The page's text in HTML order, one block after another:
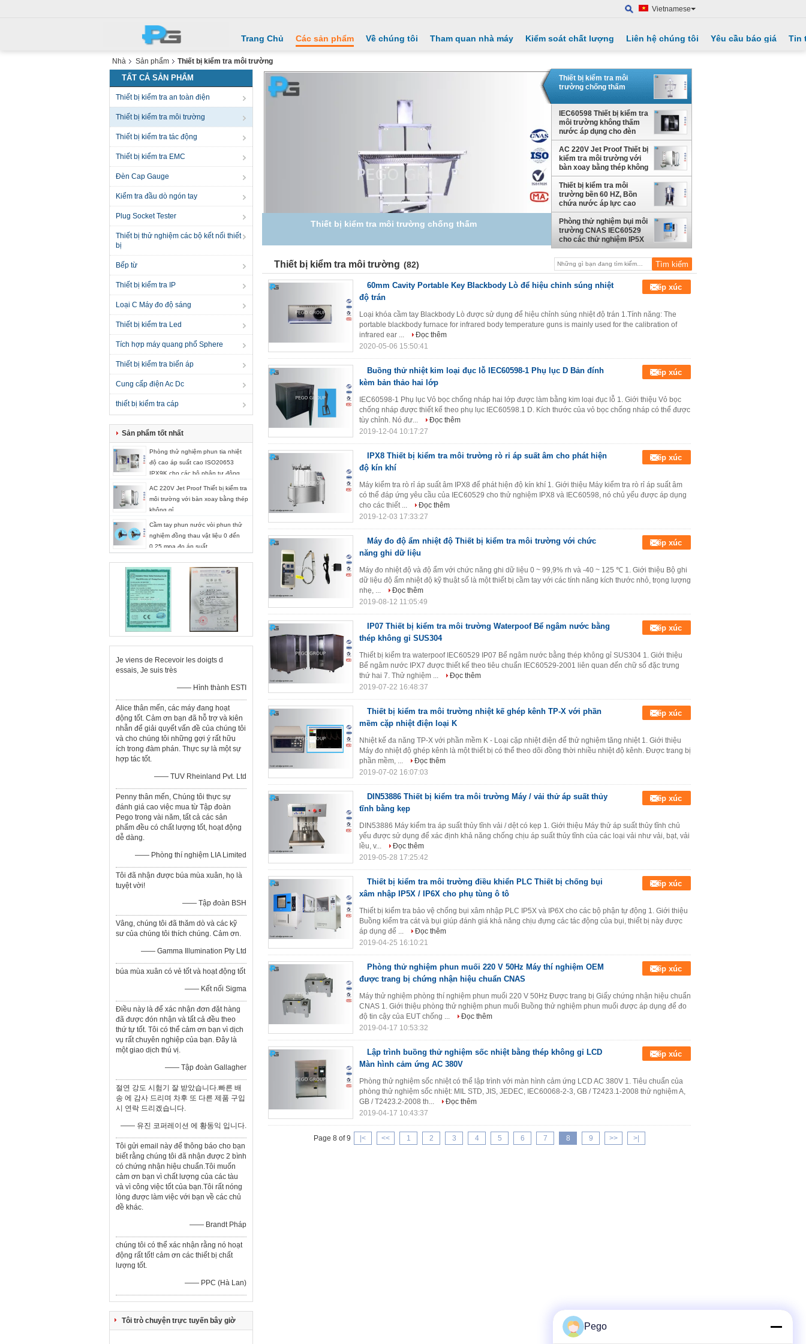
Vietnamese
Trang Chủ Các sản phẩm Về chúng tôi Tham quan nhà máy Kiểm soát chất lượng Liên hệ chúng tôi Yêu cầu báo giá Tin
Nhà Sản phẩm Thiết bị kiểm tra môi trường
TẤT CẢ SẢN PHẨM
Thiết bị kiểm tra an toàn điện
Thiết bị kiểm tra môi trường
Thiết bị kiểm tra tác động
Thiết bị kiểm tra EMC
Đèn Cap Gauge
Kiểm tra đầu dò ngón tay
Plug Socket Tester
Thiết bị thử nghiệm các bộ kết nối thiết
bị
Bếp từ
Thiết bị kiểm tra IP
Loại C Máy đo độ sáng
Thiết bị kiểm tra Led
Tích hợp máy quang phổ Sphere
Thiết bị kiểm tra biến áp
Cung cấp điện Ac Dc
thiết bị kiểm tra cáp
Sản phẩm tốt nhất
Phòng thử nghiệm phun tia nhiệt
độ cao áp suất cao ISO20653
IPX9K cho các bộ phận tự động
AC 220V Jet Proof Thiết bị kiểm tra
môi trường với bàn xoay bằng thép
không gỉ
Cầm tay phun nước vòi phun thử
nghiệm đồng thau vật liệu 0 đến
0,25 mpa đo áp suất
Je viens de Recevoir les doigts d
essais, Je suis très
—— Hình thành ESTI
Alice thân mến, các máy đang hoạt
động tốt. Cảm ơn bạn đã hỗ trợ và kiên
nhẫn để giải quyết vấn đề của chúng tôi
và cho chúng tôi những gợi ý rất hữu
ích trong đàm phán. Thực sự là một sự
hợp tác tốt.
—— TUV Rheinland Pvt. Ltd
Penny thân mến, Chúng tôi thực sự
đánh giá cao việc mua từ Tập đoàn
Pego trong vài năm, tất cả các sản
phẩm đều có chất lượng tốt, hoạt động
dễ dàng.
—— Phòng thí nghiệm LIA Limited
Tôi đã nhận được búa mùa xuân, họ là
tuyệt vời!
—— Tập đoàn BSH
Vâng, chúng tôi đã thăm dò và các kỹ
sư của chúng tôi thích chúng. Cảm ơn.
—— Gamma Illumination Pty Ltd
búa mùa xuân có vẻ tốt và hoạt động tốt
—— Kết nối Sigma
Điều này là để xác nhận đơn đặt hàng
đã được đón nhận và tất cả đều theo
thứ tự tốt. Tôi có thể cảm ơn bạn vì dịch
vụ rất chuyên nghiệp của bạn. Đây là
một giao dịch thú vị.
—— Tập đoàn Gallagher
절연 강도 시험기 잘 받았습니다.빠른 배
송 에 감사 드리며 차후 또 다른 제품 구입
시 연락 드리겠습니다.
—— 유진 코퍼레이션 에 황동익 입니다.
Tôi gửi email này để thông báo cho bạn
biết rằng chúng tôi đã nhận được 2 bình
có chứng nhận hiệu chuẩn.Tôi muốn
cảm ơn bạn vì chất lượng của các tàu
và vì công việc tốt của bạn.Tôi rất nóng
lòng được làm việc với bạn về các chủ
đề khác.
—— Brandt Pháp
chúng tôi có thể xác nhận rằng nó hoạt
động rất tốt! cảm ơn các thiết bị chất
lượng tốt.
—— PPC (Hà Lan)
Tôi trò chuyện trực tuyến bây giờ
IEC60598 Thiết bị kiểm tra môi trường không thấm nước áp
Thiết bị kiểm tra môi
trường chống thấm
IEC60598 Thiết bị kiểm tra
môi trường không thấm
nước áp dụng cho đèn
ngoài trời
AC 220V Jet Proof Thiết bị
kiểm tra môi trường với
bàn xoay bằng thép không
gỉ
Thiết bị kiểm tra môi
trường bền 60 HZ, Bồn
chứa nước áp lực cao
IPX8
Phòng thử nghiệm bụi môi
trường CNAS IEC60529
cho các thử nghiệm IP5X
và IP6X với cửa sổ quan
sát trong suốt
Thiết bị kiểm tra môi trường (82)
60mm Cavity Portable Key Blackbody Lò để hiệu chỉnh súng nhiệt
độ trán
Tiếp xúc
Loại khóa cầm tay Blackbody Lò được sử dụng để hiệu chỉnh súng nhiệt độ trán 1.Tính năng: The
portable blackbody furnace for infrared body temperature guns is mainly used for the calibration of
infrared ear ...
Đọc thêm
2020-05-06 15:50:41
Buồng thử nhiệt kim loại đục lỗ IEC60598-1 Phụ lục D Bản đính
kèm bản thảo hai lớp
Tiếp xúc
IEC60598-1 Phụ lục Vỏ bọc chống nháp hai lớp được làm bằng kim loại đục lỗ 1. Giới thiệu Vỏ bọc
chống nháp được thiết kế theo phụ lục IEC60598.1 D. Kích thước của vỏ bọc chống nháp có thể được
tùy chỉnh. Nó đư...
Đọc thêm
2019-12-04 10:17:27
IPX8 Thiết bị kiểm tra môi trường rò rỉ áp suất âm cho phát hiện
độ kín khí
Tiếp xúc
Máy kiểm tra rò rỉ áp suất âm IPX8 để phát hiện độ kín khí 1. Giới thiệu Máy kiểm tra rò rỉ áp suất âm
có thể đáp ứng yêu cầu của IEC60529 cho thử nghiệm IPX8 và IEC60598, nó chủ yếu được áp dụng
cho các thiết ...
Đọc thêm
2019-12-03 17:33:27
Máy đo độ ẩm nhiệt độ Thiết bị kiểm tra môi trường với chức
năng ghi dữ liệu
Tiếp xúc
Máy đo nhiệt độ và độ ẩm với chức năng ghi dữ liệu 0 ~ 99,9% rh và -40 ~ 125 ℃ 1. Giới thiệu Bộ ghi
dữ liệu độ ẩm nhiệt độ kỹ thuật số là một thiết bị cầm tay với các tính năng kích thước nhỏ, trọng lượng
nhẹ, ...
Đọc thêm
2019-08-12 11:05:49
IP07 Thiết bị kiểm tra môi trường Waterpoof Bể ngâm nước bằng
thép không gỉ SUS304
Tiếp xúc
Thiết bị kiểm tra waterpoof IEC60529 IP07 Bể ngâm nước bằng thép không gỉ SUS304 1. Giới thiệu
Bể ngâm nước IPX7 được thiết kế theo tiêu chuẩn IEC60529-2001 liên quan đến chữ số đặc trưng
thứ hai 7. Thử nghiệm ...
Đọc thêm
2019-07-22 16:48:37
Thiết bị kiểm tra môi trường nhiệt kế ghép kênh TP-X với phần
mềm cặp nhiệt điện loại K
Tiếp xúc
Nhiệt kế đa năng TP-X với phần mềm K - Loại cặp nhiệt điện để thử nghiệm tăng nhiệt 1. Giới thiệu
Máy đo nhiệt độ ghép kênh là một thiết bị có thể theo dõi đồng thời nhiều nhiệt độ kênh. Được trang bị
phần mềm, ...
Đọc thêm
2019-07-02 16:07:03
DIN53886 Thiết bị kiểm tra môi trường Máy / vải thử áp suất thủy
tĩnh bằng kẹp
Tiếp xúc
DIN53886 Máy kiểm tra áp suất thủy tĩnh vải / dệt có kẹp 1. Giới thiệu Máy thử áp suất thủy tĩnh chủ
yếu được sử dụng để xác định khả năng chống chịu áp suất thủy tĩnh của các loại vải như vải, bạt, vải
lều, v...
Đọc thêm
2019-05-28 17:25:42
Thiết bị kiểm tra môi trường điều khiển PLC Thiết bị chống bụi
xâm nhập IP5X / IP6X cho phụ tùng ô tô
Tiếp xúc
Thiết bị kiểm tra bảo vệ chống bụi xâm nhập PLC IP5X và IP6X cho các bộ phận tự động 1. Giới thiệu
Buồng kiểm tra cát và bụi giúp đánh giá khả năng chịu đựng các tác động của bụi, thiết bị này được
áp dụng để ...
Đọc thêm
2019-04-25 16:10:21
Phòng thử nghiệm phun muối 220 V 50Hz Máy thí nghiệm OEM
được trang bị chứng nhận hiệu chuẩn CNAS
Tiếp xúc
Máy thử nghiệm phòng thí nghiệm phun muối 220 V 50Hz Được trang bị Giấy chứng nhận hiệu chuẩn
CNAS 1. Giới thiệu phòng thử nghiệm phun muối Buồng thử nghiệm phun muối được áp dụng để đo
độ tin cậy của EUT chống ...
Đọc thêm
2019-04-17 10:53:32
Lập trình buồng thử nghiệm sốc nhiệt bằng thép không gỉ LCD
Màn hình cảm ứng AC 380V
Tiếp xúc
Phòng thử nghiệm sốc nhiệt có thể lập trình với màn hình cảm ứng LCD AC 380V 1. Tiêu chuẩn của
phòng thử nghiệm sốc nhiệt: MIL STD, JIS, JEDEC, IEC60068-2-3, GB / T2423.1-2008 thử nghiệm A,
GB / T2423.2-2008 th...
Đọc thêm
2019-04-17 10:43:37
Page 8 of 9 |< << 1 2 3 4 5 6 7 8 9 >> >|
Pego